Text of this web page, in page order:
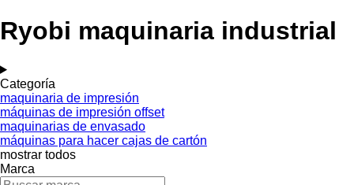
Ryobi maquinaria industrial
Categoría
maquinaria de impresión
máquinas de impresión offset
maquinarias de envasado
máquinas para hacer cajas de cartón
mostrar todos
Marca